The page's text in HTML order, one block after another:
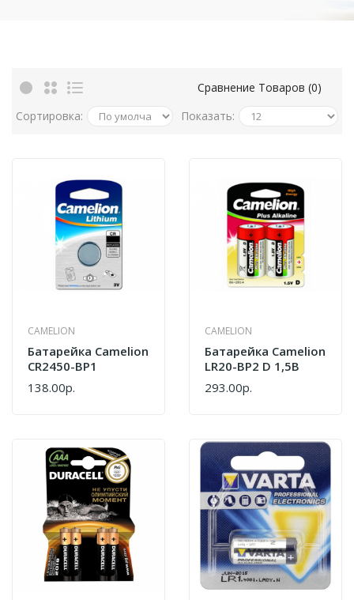
Сравнение Товаров (0)
Сортировка:
Показать:
CAMELION
Батарейка Camelion
CR2450-BP1
138.00р.
CAMELION
Батарейка Camelion
LR20-BP2 D 1,5В
293.00р.